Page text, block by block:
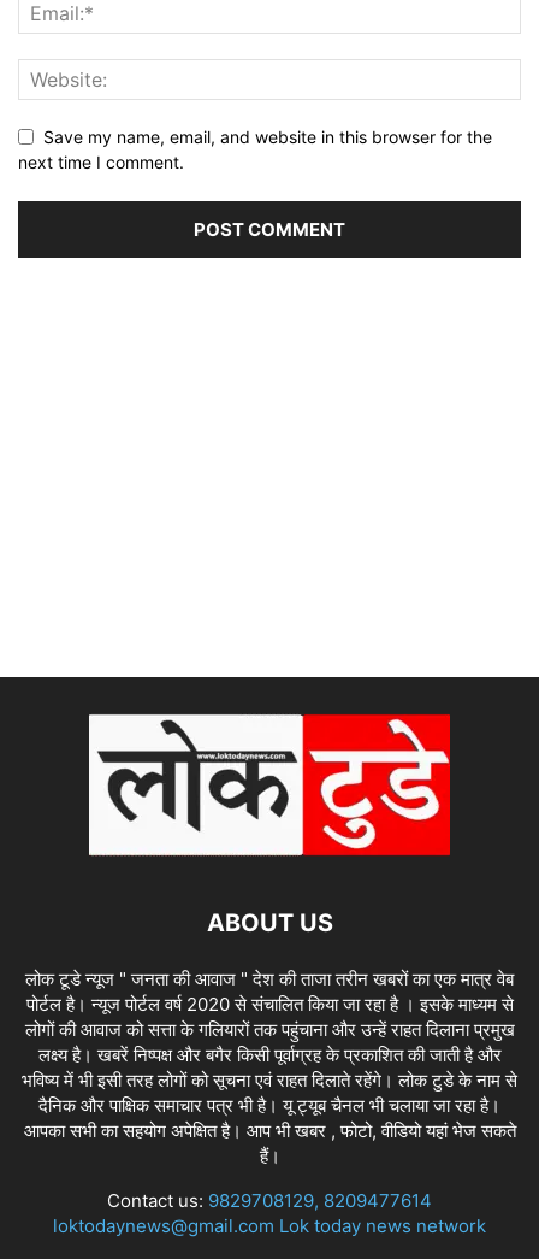
Save my name, email, and website in this browser for the
next time I comment.
ABOUT US
लोक टूडे न्यूज " जनता की आवाज " देश की ताजा तरीन खबरों का एक मात्र वेब
पोर्टल है। न्यूज पोर्टल वर्ष 2020 से संचालित किया जा रहा है । इसके माध्यम से
लोगों की आवाज को सत्ता के गलियारों तक पहुंचाना और उन्हें राहत दिलाना प्रमुख
लक्ष्य है। खबरें निष्पक्ष और बगैर किसी पूर्वाग्रह के प्रकाशित की जाती है और
भविष्य में भी इसी तरह लोगों को सूचना एवं राहत दिलाते रहेंगे। लोक टुडे के नाम से
दैनिक और पाक्षिक समाचार पत्र भी है। यू ट्यूब चैनल भी चलाया जा रहा है।
आपका सभी का सहयोग अपेक्षित है। आप भी खबर , फोटो, वीडियो यहां भेज सकते
हैं।
Contact us: 9829708129, 8209477614
loktodaynews@gmail.com Lok today news network